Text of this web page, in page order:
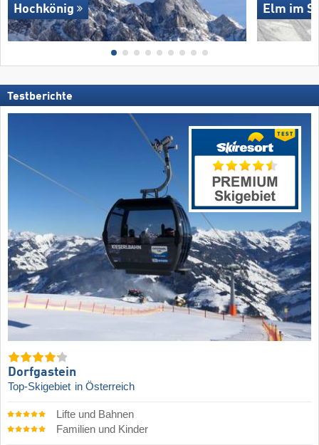
Hochkönig Elm im
Testberichte
Dorfgastein
Top-Skigebiet in Österreich
Lifte und Bahnen
Familien und Kinder